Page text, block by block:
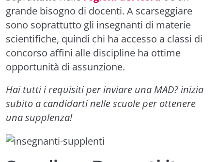
grande bisogno di docenti. A scarseggiare
sono soprattutto gli insegnanti di materie
scientifiche, quindi chi ha accesso a classi di
concorso affini alle discipline ha ottime
opportunità di assunzione.
Hai tutti i requisiti per inviare una MAD? inizia
subito a candidarti nelle scuole per ottenere
una supplenza!